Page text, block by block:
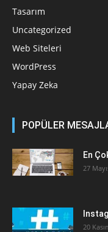
Tasarım
Uncategorized
Web Siteleri
WordPress
Yapay Zeka
POPÜLER
En
27
20